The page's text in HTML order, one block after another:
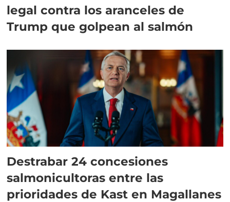
legal contra los aranceles de
Trump que golpean al salmón
Destrabar 24 concesiones
salmonicultoras entre las
prioridades de Kast en Magallanes